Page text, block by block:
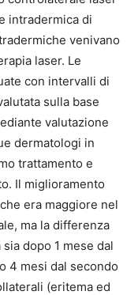
intradermica di
venivano
laser. Le
con intervalli di
sulla base
valutazione
dermatologi in
trattamento e
Il miglioramento
era maggiore nel
ma la differenza
dopo 1 mese dal
4 mesi dal secondo
(eritema ed